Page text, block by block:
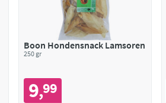
Boon Hondensnack Lamsoren
250 gr
9,99